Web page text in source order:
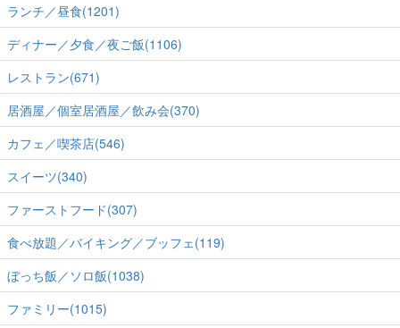
ランチ／昼食(1201)
ディナー／夕食／夜ご飯(1106)
レストラン(671)
居酒屋／個室居酒屋／飲み会(370)
カフェ／喫茶店(546)
スイーツ(340)
ファーストフード(307)
食べ放題／バイキング／ブッフェ(119)
ぼっち飯／ソロ飯(1038)
ファミリー(1015)